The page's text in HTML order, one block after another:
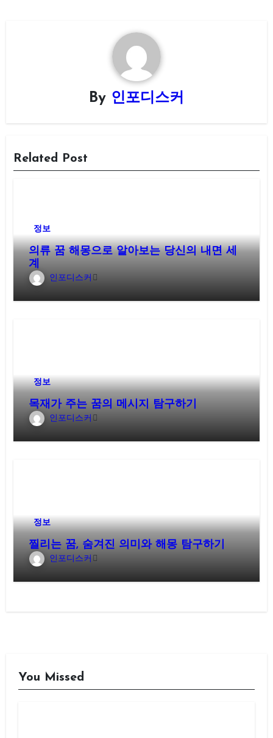
By 인포디스커
Related Post
정보
의류 꿈 해몽으로 알아보는 당신의 내면 세
계
인포디스커
정보
목재가 주는 꿈의 메시지 탐구하기
인포디스커
정보
찔리는 꿈, 숨겨진 의미와 해몽 탐구하기
인포디스커
You Missed